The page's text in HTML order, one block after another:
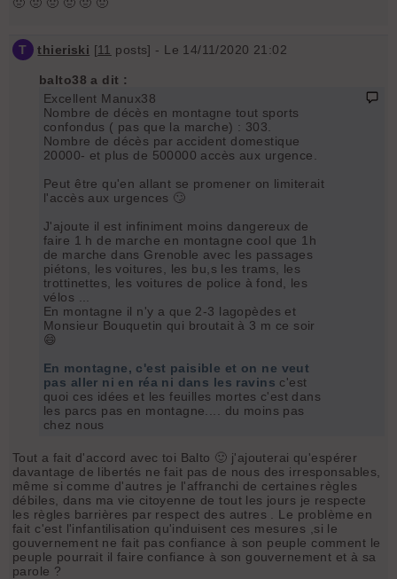
T thieriski [11 posts] - Le 14/11/2020 21:02
balto38 a dit :
Excellent Manux38
Nombre de décès en montagne tout sports
confondus ( pas que la marche) : 303.
Nombre de décès par accident domestique
20000- et plus de 500000 accès aux urgence.
Peut être qu'en allant se promener on limiterait
l'accès aux urgences 🙄
J'ajoute il est infiniment moins dangereux de
faire 1 h de marche en montagne cool que 1h
de marche dans Grenoble avec les passages
piétons, les voitures, les bu,s les trams, les
trottinettes, les voitures de police à fond, les
vélos ...
En montagne il n'y a que 2-3 lagopèdes et
Monsieur Bouquetin qui broutait à 3 m ce soir
😄
En montagne, c'est paisible et on ne veut
pas aller ni en réa ni dans les ravins c'est
quoi ces idées et les feuilles mortes c'est dans
les parcs pas en montagne.... du moins pas
chez nous
Tout a fait d'accord avec toi Balto 🙂 j'ajouterai qu'espérer
davantage de libertés ne fait pas de nous des irresponsables,
même si comme d'autres je l'affranchi de certaines règles
débiles, dans ma vie citoyenne de tout les jours je respecte
les règles barrières par respect des autres . Le problème en
fait c'est l'infantilisation qu'induisent ces mesures ,si le
gouvernement ne fait pas confiance à son peuple comment le
peuple pourrait il faire confiance à son gouvernement et à sa
parole ?